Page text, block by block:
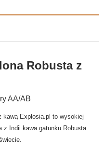
Robusta z
AA/AB
kawą Explosia.pl to wysokiej
z Indii kawa gatunku Robusta